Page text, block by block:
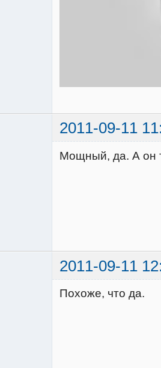
2011-09-11
Мощный, да. А он
2011-09-11
Похоже, что да.